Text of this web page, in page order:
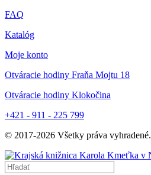
FAQ
Katalóg
Moje konto
Otváracie hodiny Fraňa Mojtu 18
Otváracie hodiny Klokočina
+421 - 911 - 225 799
© 2017-2026 Všetky práva vyhradené.